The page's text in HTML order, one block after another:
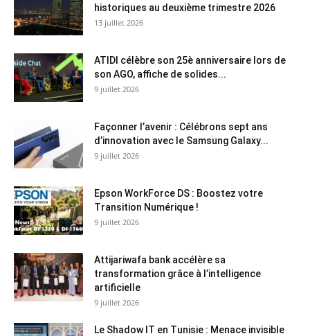
historiques au deuxième trimestre 2026
13 juillet 2026
ATIDI célèbre son 25è anniversaire lors de
son AGO, affiche de solides...
9 juillet 2026
Façonner l’avenir : Célébrons sept ans
d’innovation avec le Samsung Galaxy...
9 juillet 2026
Epson WorkForce DS : Boostez votre
Transition Numérique !
9 juillet 2026
Attijariwafa bank accélère sa
transformation grâce à l’intelligence
artificielle
9 juillet 2026
Le Shadow IT en Tunisie : Menace invisible